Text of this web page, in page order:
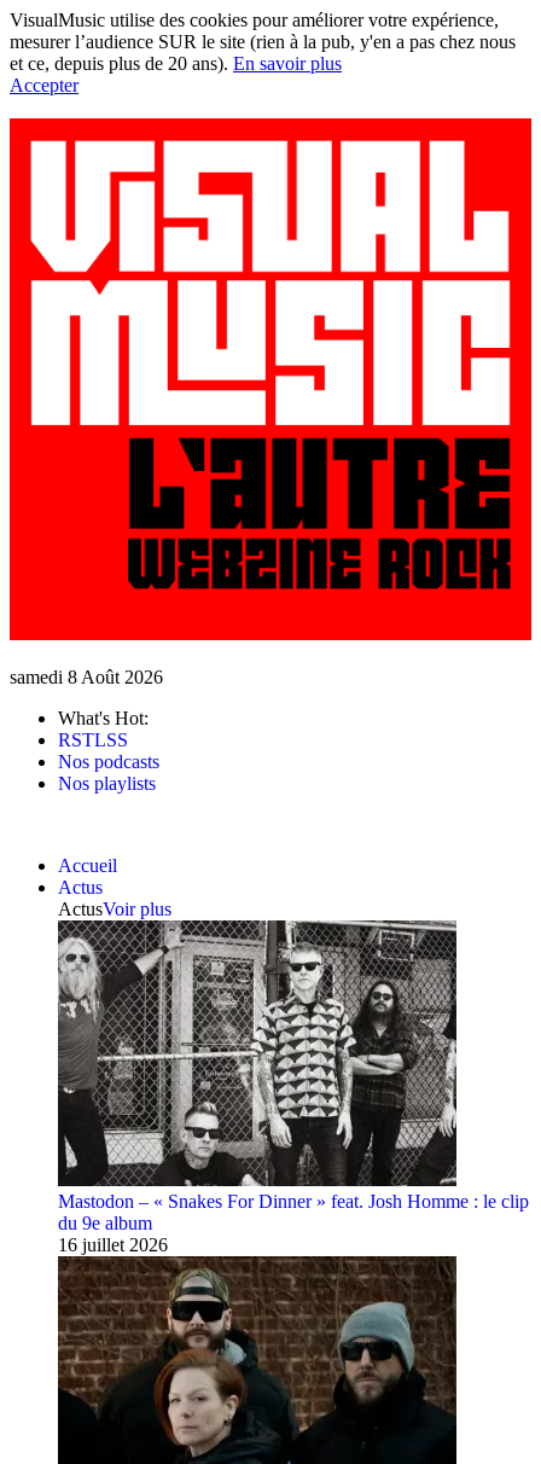
VisualMusic utilise des cookies pour améliorer votre expérience,
mesurer l’audience SUR le site (rien à la pub, y'en a pas chez nous
et ce, depuis plus de 20 ans). En savoir plus
Accepter
samedi 8 Août 2026
What's Hot:
RSTLSS
Nos podcasts
Nos playlists
Accueil
Actus
ActusVoir plus
Mastodon – « Snakes For Dinner » feat. Josh Homme : le clip
du 9e album
16 juillet 2026